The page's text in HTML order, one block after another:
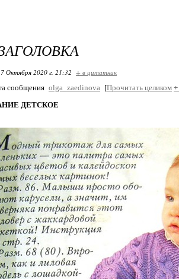
Октября 2020 г. 21:32 + в цитатник
сообщения olga_zaedinova [Прочитать целиком +
ДЕТСКОЕ